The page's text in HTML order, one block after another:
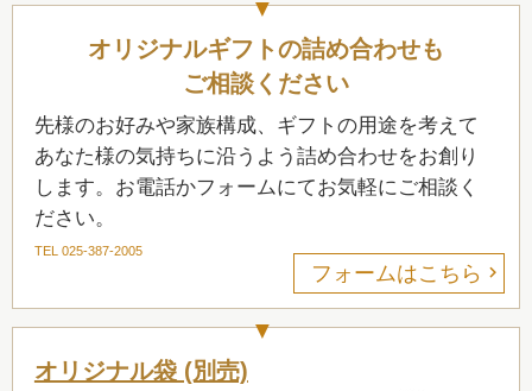
オリジナルギフトの詰め合わせも
ご相談ください
先様のお好みや家族構成、ギフトの用途を考えて
あなた様の気持ちに沿うよう詰め合わせをお創り
します。お電話かフォームにてお気軽にご相談く
ださい。
TEL 025-387-2005
フォームはこちら
オリジナル袋 (別売)